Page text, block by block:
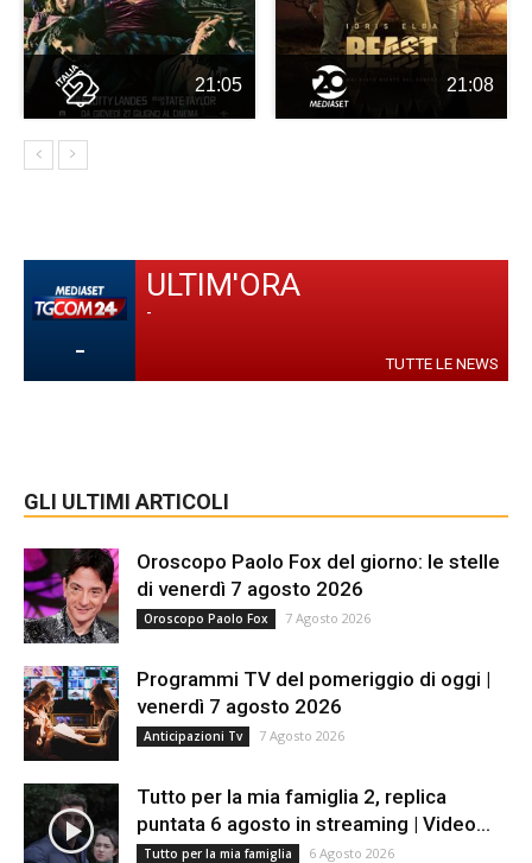
21:05 21:08
-
ULTIM'ORA
-
TUTTE LE NEWS
GLI ULTIMI ARTICOLI
Oroscopo Paolo Fox del giorno: le stelle
di venerdì 7 agosto 2026
Oroscopo Paolo Fox 7 Agosto 2026
Programmi TV del pomeriggio di oggi |
venerdì 7 agosto 2026
Anticipazioni Tv 7 Agosto 2026
Tutto per la mia famiglia 2, replica
puntata 6 agosto in streaming | Video...
Tutto per la mia famiglia 6 Agosto 2026